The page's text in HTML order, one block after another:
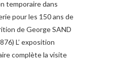
pour les 150 ans de
de George SAND
L’ exposition
complète la visite